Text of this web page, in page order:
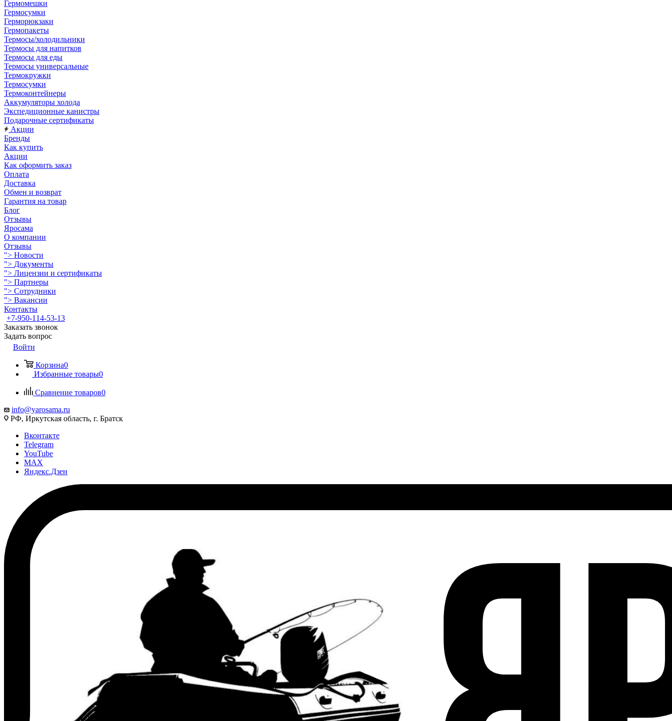
Гермомешки
Гермосумки
Герморюкзаки
Гермопакеты
Термосы/холодильники
Термосы для напитков
Термосы для еды
Термосы универсальные
Термокружки
Термосумки
Термоконтейнеры
Аккумуляторы холода
Экспедиционные канистры
Подарочные сертификаты
Акции
Бренды
Как купить
Акции
Как оформить заказ
Оплата
Доставка
Обмен и возврат
Гарантия на товар
Блог
Отзывы
Яросама
О компании
Отзывы
"> Новости
"> Документы
"> Лицензии и сертификаты
"> Партнеры
"> Сотрудники
"> Вакансии
Контакты
+7-950-114-53-13
Заказать звонок
Задать вопрос
Войти
Корзина0
Избранные товары0
Сравнение товаров0
info@yarosama.ru
РФ, Иркутская область, г. Братск
Вконтакте
Telegram
YouTube
MAX
Яндекс.Дзен